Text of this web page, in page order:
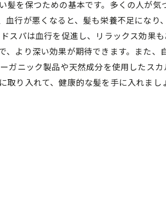
髪を保つための基本です。多くの人が
血行が悪くなると、髪も栄養不足にな
スパは血行を促進し、リラックス効果
、より深い効果が期待できます。また
ガニック製品や天然成分を使用したス
取り入れて、健康的な髪を手に入れまし